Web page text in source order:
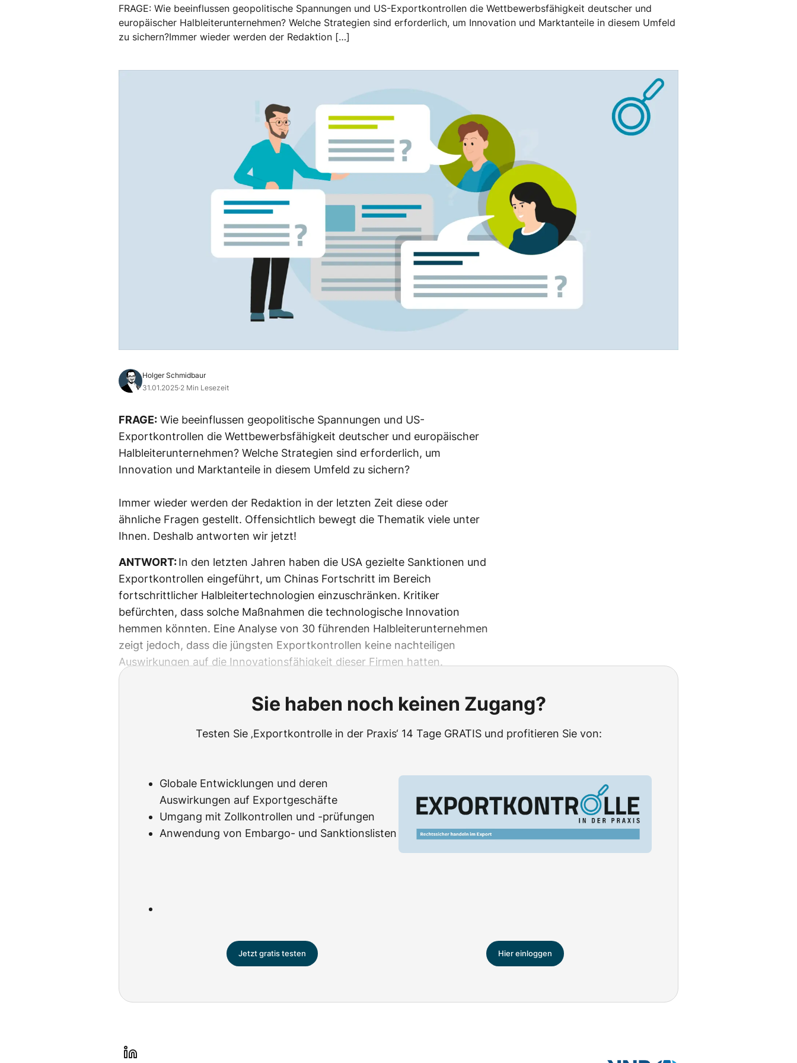
FRAGE: Wie beeinflussen geopolitische Spannungen und US-Exportkontrollen die Wettbewerbsfähigkeit deutscher und
europäischer Halbleiterunternehmen? Welche Strategien sind erforderlich, um Innovation und Marktanteile in diesem Umfeld
zu sichern?Immer wieder werden der Redaktion […]
Holger Schmidbaur
31.01.2025·2 Min Lesezeit
FRAGE: Wie beeinflussen geopolitische Spannungen und US-
Exportkontrollen die Wettbewerbsfähigkeit deutscher und europäischer
Halbleiterunternehmen? Welche Strategien sind erforderlich, um
Innovation und Marktanteile in diesem Umfeld zu sichern?
Immer wieder werden der Redaktion in der letzten Zeit diese oder
ähnliche Fragen gestellt. Offensichtlich bewegt die Thematik viele unter
Ihnen. Deshalb antworten wir jetzt!
ANTWORT:In den letzten Jahren haben die USA gezielte Sanktionen und
Exportkontrollen eingeführt, um Chinas Fortschritt im Bereich
fortschrittlicher Halbleitertechnologien einzuschränken. Kritiker
befürchten, dass solche Maßnahmen die technologische Innovation
hemmen könnten. Eine Analyse von 30 führenden Halbleiterunternehmen
zeigt jedoch, dass die jüngsten Exportkontrollen keine nachteiligen
Auswirkungen auf die Innovationsfähigkeit dieser Firmen hatten.
Sie haben noch keinen Zugang?
Testen Sie ‚Exportkontrolle in der Praxis‘ 14 Tage GRATIS und profitieren Sie von:
Globale Entwicklungen und deren
Auswirkungen auf Exportgeschäfte
Umgang mit Zollkontrollen und -prüfungen
Anwendung von Embargo- und Sanktionslisten
Jetzt gratis testen Hier einloggen